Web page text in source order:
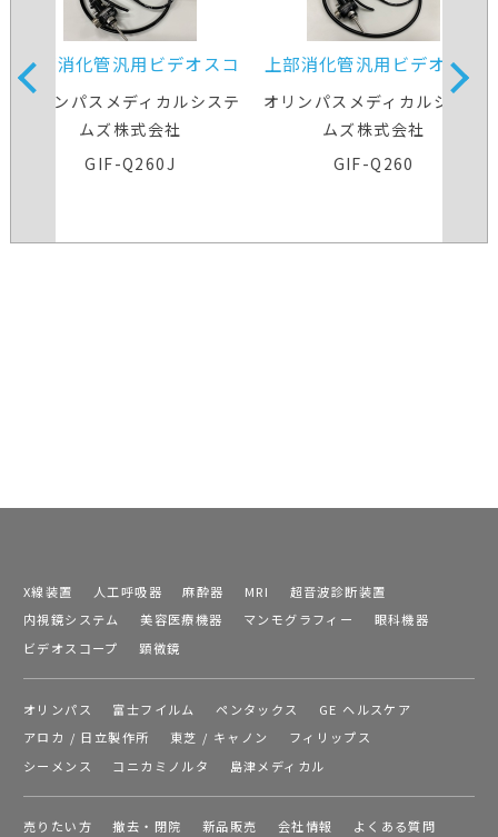
上部消化管汎用ビデオスコ
ープ
オリンパスメディカルシステ
ムズ株式会社
GIF-Q260J
上部消化管汎用ビデオスコ
ープ
オリンパスメディカルシステ
ムズ株式会社
GIF-Q260
X線装置 人工呼吸器 麻酔器 MRI
超音波診断装置
内視鏡システム
美容医療機器 マンモグラフィー
眼科機器
ビデオスコープ
顕微鏡
オリンパス 富士フイルム ペンタックス
GE ヘルスケア
アロカ / 日立製作所
東芝 / キャノン
フィリップス
シーメンス
コニカミノルタ 島津メディカル
売りたい方 撤去・閉院 新品販売 会社情報
よくある質問